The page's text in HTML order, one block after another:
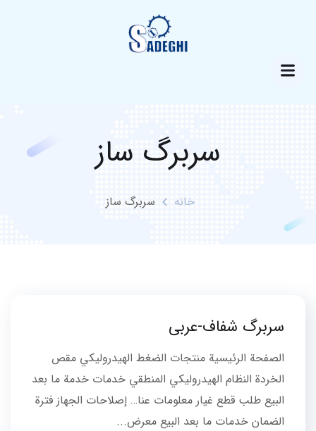
سربرگ ساز
خانه سربرگ ساز
سربرگ شفاف-عربی
الصفحة الرئيسية منتجات الضغط الهيدروليكي مقص
الخردة النظام الهيدروليكي المنطقي خدمات خدمة ما بعد
البيع طلب قطع غيار معلومات عنا… إصلاحات الجهاز فترة
الضمان خدمات ما بعد البيع معرض...